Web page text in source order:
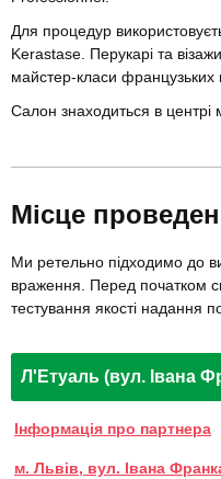
Для процедур
Kerastase. Перукарі та
майстер-класи французьких
Салон знаходиться в центрі
Місце
Ми ретельно підходимо до
враження. Перед початком
тестування якості надання
Л'Етуаль (вул. Івана
Інформація про партнера
м. Львів, вул. Івана